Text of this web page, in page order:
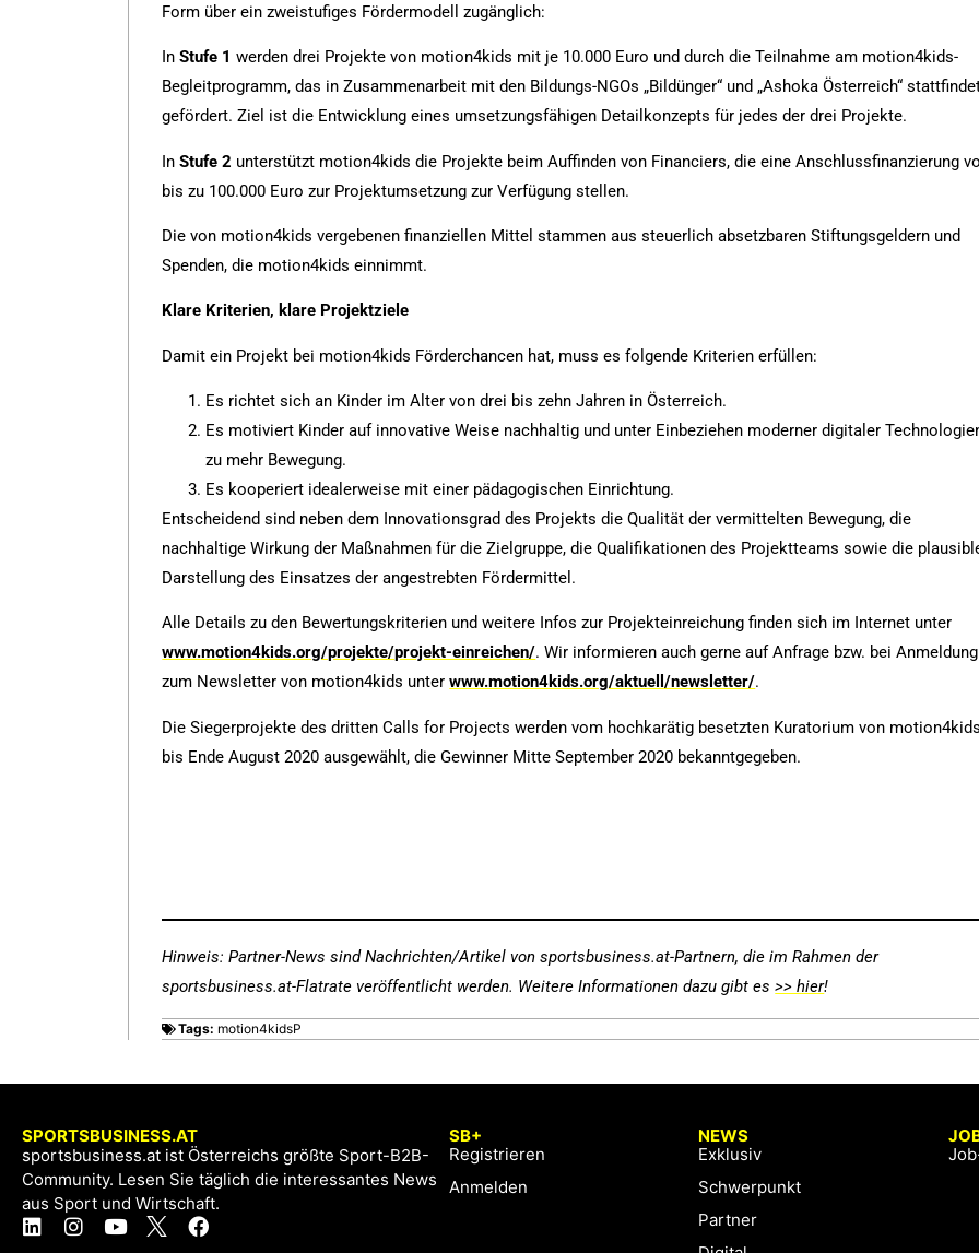
Form über ein zweistufiges Fördermodell zugänglich:
InStufe 1 werden drei Projekte von motion4kids mit je 10.000 Euro und durch die Teilnahme am motion4kids-
Begleitprogramm, das in Zusammenarbeit mit den Bildungs-NGOs „Bildünger“ und „Ashoka Österreich“
gefördert. Ziel ist die Entwicklung eines umsetzungsfähigen Detailkonzepts für jedes der drei Projekte.
InStufe 2 unterstützt motion4kids die Projekte beim Auffinden von Financiers, die eine Anschlussfinanzierung
bis zu 100.000 Euro zur Projektumsetzung zur Verfügung stellen.
Die von motion4kids vergebenen finanziellen Mittel stammen aus steuerlich absetzbaren Stiftungsgeldern und
Spenden, die motion4kids einnimmt.
Klare Kriterien, klare Projektziele
Damit ein Projekt bei motion4kids Förderchancen hat, muss es folgende Kriterien erfüllen:
Es richtet sich an Kinder im Alter von drei bis zehn Jahren in Österreich.
Es motiviert Kinder auf innovative Weise nachhaltig und unter Einbeziehen moderner digitaler
zu mehr Bewegung.
Es kooperiert idealerweise mit einer pädagogischen Einrichtung.
Entscheidend sind neben dem Innovationsgrad des Projekts die Qualität der vermittelten Bewegung, die
nachhaltige Wirkung der Maßnahmen für die Zielgruppe, die Qualifikationen des Projektteams sowie die
Darstellung des Einsatzes der angestrebten Fördermittel.
Alle Details zu den Bewertungskriterien und weitere Infos zur Projekteinreichung finden sich im Internet unter
www.motion4kids.org/projekte/projekt-einreichen/. Wir informieren auch gerne auf Anfrage bzw. bei Anmeldung
zum Newsletter von motion4kids unterwww.motion4kids.org/aktuell/newsletter/.
Die Siegerprojekte des dritten Calls for Projects werden vom hochkarätig besetzten Kuratorium von motion4kids
bis Ende August 2020 ausgewählt, die Gewinner Mitte September 2020 bekanntgegeben.
Hinweis: Partner-News sind Nachrichten/Artikel von sportsbusiness.at-Partnern, die im Rahmen der
sportsbusiness.at-Flatrate veröffentlicht werden. Weitere Informationen dazu gibt es>> hier!
Tags: motion4kidsP
SPORTSBUSINESS.AT
sportsbusiness.at ist Österreichs größte Sport-B2B-
Community. Lesen Sie täglich die interessantes News
aus Sport und Wirtschaft.
SB+
Registrieren
Anmelden
NEWS
Exklusiv
Schwerpunkt
Partner